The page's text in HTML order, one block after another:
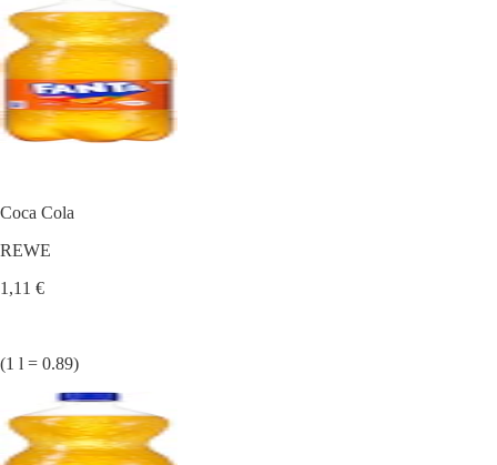
Coca Cola
REWE
1,11 €
(1 l = 0.89)